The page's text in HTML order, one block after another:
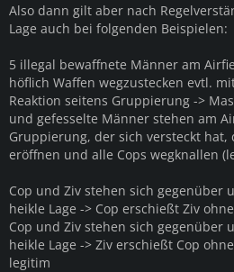
Also dann gilt aber nach
Lage auch bei folgenden Beispielen:
5 illegal bewaffnete Männer am
höflich Waffen wegzustecken evtl.
Reaktion seitens Gruppierung ->
und gefesselte Männer stehen am
Gruppierung, der sich versteckt hat,
eröffnen und alle Cops wegknallen
Cop und Ziv stehen sich gegenüber
heikle Lage -> Cop erschießt Ziv
Cop und Ziv stehen sich gegenüber
heikle Lage -> Ziv erschießt Cop
legitim